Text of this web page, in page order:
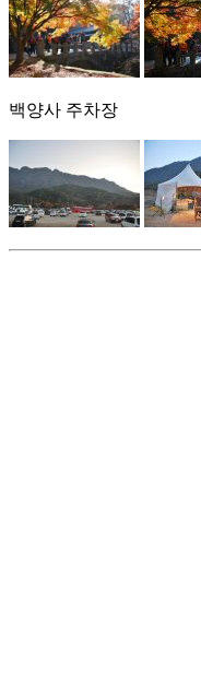
백양사 주차장